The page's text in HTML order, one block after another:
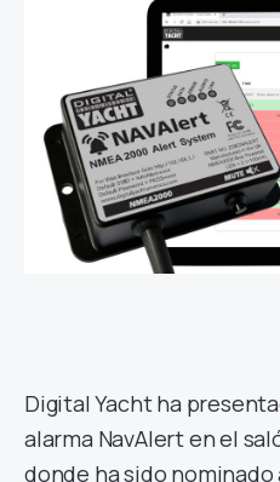
Digital Yacht ha
alarma NavAlert en el
donde ha sido nominado